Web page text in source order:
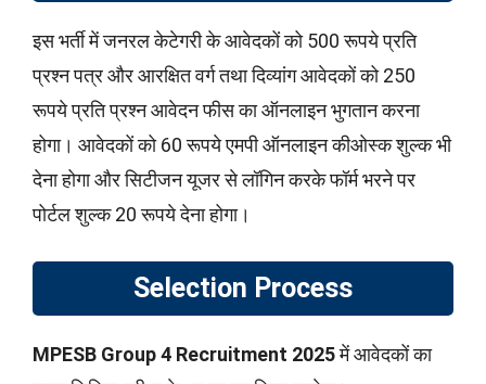
इस भर्ती में जनरल केटेगरी के आवेदकों को 500 रूपये प्रति
प्रश्न पत्र और आरक्षित वर्ग तथा दिव्यांग आवेदकों को 250
रूपये प्रति प्रश्न आवेदन फीस का ऑनलाइन भुगतान करना
होगा। आवेदकों को 60 रूपये एमपी ऑनलाइन कीओस्क शुल्क भी
देना होगा और सिटीजन यूजर से लॉगिन करके फॉर्म भरने पर
पोर्टल शुल्क 20 रूपये देना होगा।
Selection Process
MPESB Group 4 Recruitment 2025में आवेदकों का